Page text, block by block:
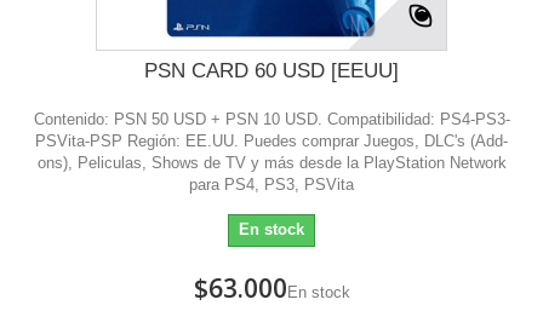
PSN CARD 60 USD [EEUU]
Contenido: PSN 50 USD + PSN 10 USD. Compatibilidad: PS4-PS3-
PSVita-PSP Región: EE.UU. Puedes comprar Juegos, DLC's (Add-
ons), Peliculas, Shows de TV y más desde la PlayStation Network
para PS4, PS3, PSVita
En stock
$63.000 En stock